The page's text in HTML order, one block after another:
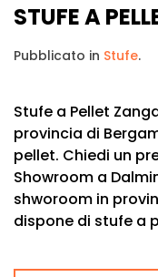
STUFE A
Pubblicato in Stufe.
Stufe a Pellet
provincia di
pellet. Chiedi un
Showroom a
shworoom in
dispone di stufe a